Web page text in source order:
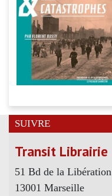
SUIVRE
Transit Librairie
51 Bd de la Libération
13001 Marseille